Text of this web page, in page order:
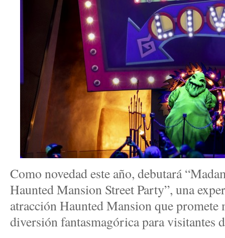
Como novedad este año, debutará
Haunted Mansion Street Party”, una
atracción Haunted Mansion que
diversión fantasmagórica para visitantes